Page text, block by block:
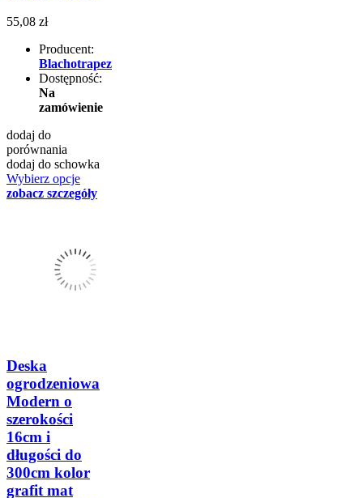
55,08 zł
Producent:
Blachotrapez
Dostępność:
Na
zamówienie
dodaj do
porównania
dodaj do schowka
Wybierz opcje
zobacz szczegóły
Deska
ogrodzeniowa
Modern o
szerokości
16cm i
długości do
300cm kolor
grafit mat